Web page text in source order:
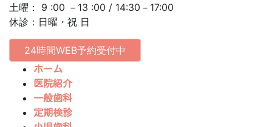
土曜： 9 :00 －13 :00 / 14:30－17:00
休診：日曜・祝 日
24時間WEB予約受付中
ホーム
医院紹介
一般歯科
定期検診